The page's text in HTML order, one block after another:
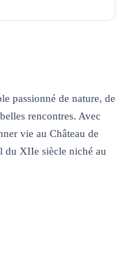
passionné de nature, de
rencontres. Avec
vie au Château de
du XIIe siècle niché au
pierre après pierre,
un hébergement,